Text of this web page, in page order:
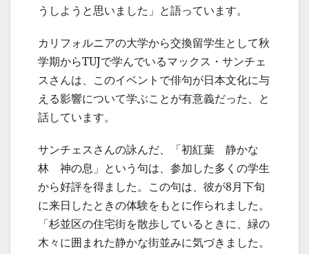
うしようと思いました」と語っています。
カリフォルニアの大学から交換留学生として秋
学期からTUJで学んでいるマックス・サンチェ
スさんは、このイベントで俳句が日本文化に与
える影響について学ぶことが有意義だった、と
話しています。
サンチェスさんの詠んだ、「初紅葉 静かな
林 神の息」という句は、参加した多くの学生
から好評を得ました。この句は、彼が8月下旬
に来日したときの体験をもとに作られました。
「杉並区の住宅街を散歩しているときに、緑の
木々に囲まれた静かな街並みに気づきました。